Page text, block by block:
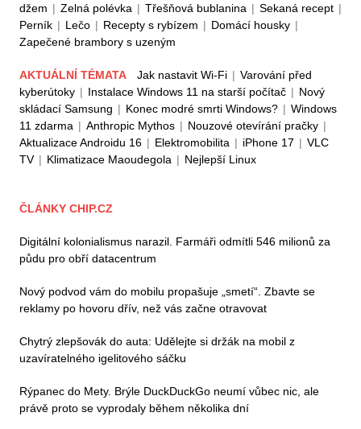
džem | Zelná polévka | Třešňová bublanina | Sekaná recept |
Perník | Lečo | Recepty s rybízem | Domácí housky |
Zapečené brambory s uzeným
AKTUÁLNÍ TÉMATA Jak nastavit Wi-Fi | Varování před
kyberútoky | Instalace Windows 11 na starší počítač | Nový
skládací Samsung | Konec modré smrti Windows? | Windows
11 zdarma | Anthropic Mythos | Nouzové otevírání pračky |
Aktualizace Androidu 16 | Elektromobilita | iPhone 17 | VLC
TV | Klimatizace Maoudegola | Nejlepší Linux
ČLÁNKY CHIP.CZ
Digitální kolonialismus narazil. Farmáři odmítli 546 milionů za
půdu pro obří datacentrum
Nový podvod vám do mobilu propašuje „smetí“. Zbavte se
reklamy po hovoru dřív, než vás začne otravovat
Chytrý zlepšovák do auta: Udělejte si držák na mobil z
uzavíratelného igelitového sáčku
Rýpanec do Mety. Brýle DuckDuckGo neumí vůbec nic, ale
právě proto se vyprodaly během několika dní